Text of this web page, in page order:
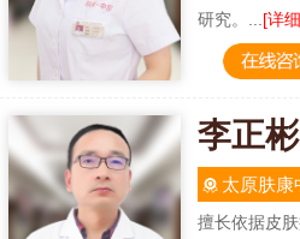
研究。... [详
李正彬
太原肤康
擅长依据皮